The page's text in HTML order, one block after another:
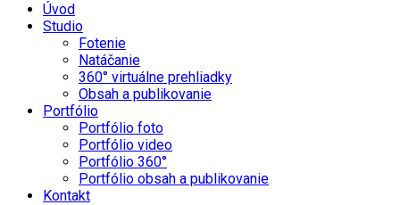
Úvod
Studio
Fotenie
Natáčanie
360° virtuálne prehliadky
Obsah a publikovanie
Portfólio
Portfólio foto
Portfólio video
Portfólio 360°
Portfólio obsah a publikovanie
Kontakt